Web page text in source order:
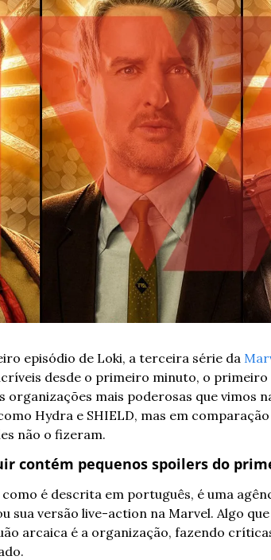
episódio de Loki, a terceira série da
desde o primeiro minuto, o
organizações mais poderosas que vimos
Hydra e SHIELD, mas em
não o fizeram.
contém pequenos spoilers do
como é descrita em português, é uma
sua versão live-action na Marvel. Algo
arcaica é a organização, fazendo